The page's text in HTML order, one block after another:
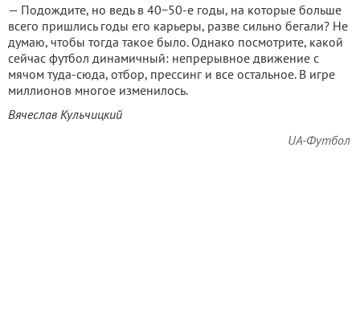
— Подождите, но ведь в 40−50-е годы, на которые больше
всего пришлись годы его карьеры, разве сильно бегали? Не
думаю, чтобы тогда такое было. Однако посмотрите, какой
сейчас футбол динамичный: непрерывное движение с
мячом туда-сюда, отбор, прессинг и все остальное. В игре
миллионов многое изменилось.
Вячеслав Кульчицкий
UA-Футбол